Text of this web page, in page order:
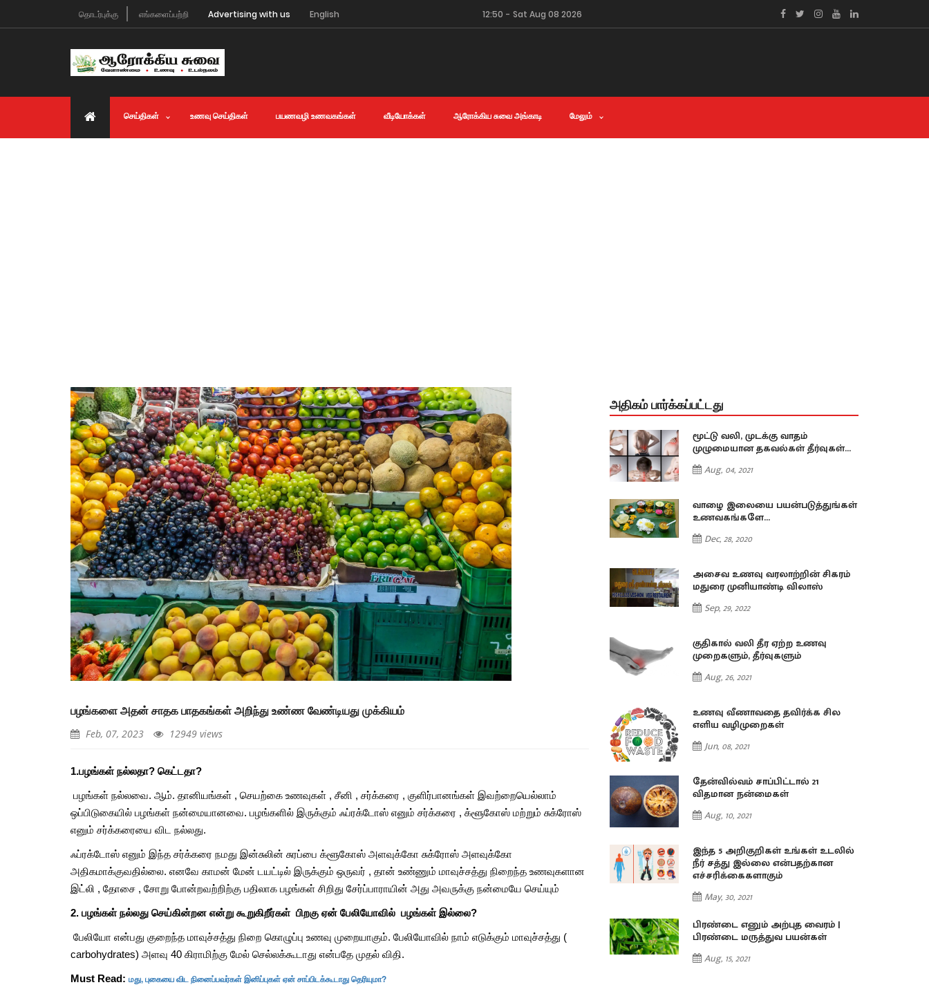
தொடர்புக்கு எங்களைப்பற்றி Advertising with us English 12:50 - Sat Aug 08 2026
செய்திகள் உணவு செய்திகள் பயணவழி உணவகங்கள் வீடியோக்கள் ஆரோக்கிய சுவை அங்காடி மேலும்
பழங்களை அதன் சாதக பாதகங்கள் அறிந்து உண்ண வேண்டியது முக்கியம்
Feb, 07, 2023 12949 views
1.பழங்கள் நல்லதா? கெட்டதா?
பழங்கள் நல்லவை. ஆம். தானியங்கள் , செயற்கை உணவுகள் , சீனி , சர்க்கரை , குளிர்பானங்கள் இவற்றையெல்லாம்
ஒப்பிடுகையில் பழங்கள் நன்மையானவை. பழங்களில் இருக்கும் ஃப்ரக்டோஸ் எனும் சர்க்கரை , க்ளூகோஸ் மற்றும் சுக்ரோஸ்
எனும் சர்க்கரையை விட நல்லது.
ஃப்ரக்டோஸ் எனும் இந்த சர்க்கரை நமது இன்சுலின் சுரப்பை க்ளூகோஸ் அளவுக்கோ சுக்ரோஸ் அளவுக்கோ
அதிகமாக்குவதில்லை. எனவே காமன் மேன் டயட்டில் இருக்கும் ஒருவர் , தான் உண்ணும் மாவுச்சத்து நிறைந்த உணவுகளான
இட்லி , தோசை , சோறு போன்றவற்றிற்கு பதிலாக பழங்கள் சிறிது சேர்ப்பாராயின் அது அவருக்கு நன்மையே செய்யும்
2. பழங்கள் நல்லது செய்கின்றன என்று கூறுகிறீர்கள் பிறகு ஏன் பேலியோவில் பழங்கள் இல்லை?
பேலியோ என்பது குறைந்த மாவுச்சத்து நிறை கொழுப்பு உணவு முறையாகும். பேலியோவில் நாம் எடுக்கும் மாவுச்சத்து (
carbohydrates) அளவு 40 கிராமிற்கு மேல் செல்லக்கூடாது என்பதே முதல் விதி.
Must Read: மது, புகையை விட நினைப்பவர்கள் இனிப்புகள் ஏன் சாப்பிடக்கூடாது தெரியுமா?
அதிகம் பார்க்கப்பட்டது
மூட்டு வலி, முடக்கு வாதம்
முழுமையான தகவல்கள் தீர்வுகள்...
Aug, 04, 2021
வாழை இலையை பயன்படுத்துங்கள்
உணவகங்களே...
Dec, 28, 2020
அசைவ உணவு வரலாற்றின் சிகரம்
மதுரை முனியாண்டி விலாஸ்
Sep, 29, 2022
குதிகால் வலி தீர ஏற்ற உணவு
முறைகளும், தீர்வுகளும்
Aug, 26, 2021
உணவு வீணாவதை தவிர்க்க சில
விதமான நன்மைகள்
Aug, 10, 2021
இந்த 5 அறிகுறிகள் உங்கள் உடலில்
நீர் சத்து இல்லை என்பதற்கான
எச்சரிக்கைகளாகும்
May, 30, 2021
பிரண்டை எனும் அற்புத வைரம் |
பிரண்டை மருத்துவ பயன்கள்
Aug, 15, 2021
மூட்டு வலி, முடக்கு வாதம்
முழுமையான தகவல்கள் தீர்வுகள்...
Aug, 04, 2021
வாழை இலையை பயன்படுத்துங்கள்
உணவகங்களே...
Dec, 28, 2020
அசைவ உணவு வரலாற்றின் சிகரம்
மதுரை முனியாண்டி விலாஸ்
Sep, 29, 2022
குதிகால் வலி தீர ஏற்ற உணவு
முறைகளும், தீர்வுகளும்
Aug, 26, 2021
விதமான நன்மைகள்
Aug, 10, 2021
இந்த 5 அறிகுறிகள் உங்கள் உடலில்
நீர் சத்து இல்லை என்பதற்கான
எச்சரிக்கைகளாகும்
May, 30, 2021
பிரண்டை மருத்துவ பயன்கள்
மூட்டு வலி, முடக்கு வாதம்
முழுமையான தகவல்கள் தீர்வுகள்...
Aug, 04, 2021
வாழை இலையை பயன்படுத்துங்கள்
உணவகங்களே...
Dec, 28, 2020
அசைவ உணவு வரலாற்றின் சிகரம்
மதுரை முனியாண்டி விலாஸ்
Sep, 29, 2022
குதிகால் வலி தீர ஏற்ற உணவு
முறைகளும், தீர்வுகளும்
Aug, 26, 2021
உணவு வீணாவதை தவிர்க்க சில
எளிய வழிமுறைகள்
Jun, 08, 2021
தேன்வில்வம் சாப்பிட்டால் 21
விதமான நன்மைகள்
Aug, 10, 2021
இந்த 5 அறிகுறிகள் உங்கள் உடலில்
நீர் சத்து இல்லை என்பதற்கான
எச்சரிக்கைகளாகும்
May, 30, 2021
பிரண்டை எனும் அற்புத வைரம் |
பிரண்டை மருத்துவ பயன்கள்
Aug, 15, 2021